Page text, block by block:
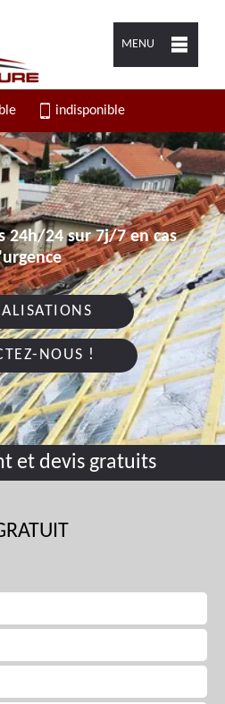
MENU
indisponible
24h/24 sur 7j/7 en cas
NOUS !
et devis gratuits